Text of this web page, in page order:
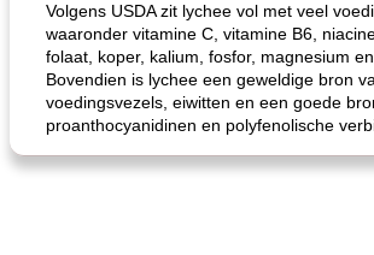
Volgens USDA zit lychee vol met veel
waaronder vitamine C, vitamine B6,
folaat, koper, kalium, fosfor, magnesium
Bovendien is lychee een geweldige bron
voedingsvezels, eiwitten en een goede
proanthocyanidinen en polyfenolische